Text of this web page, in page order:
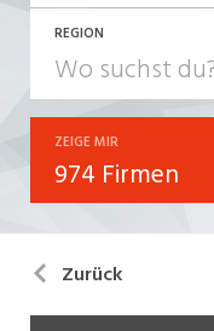
REGION
ZEIGE MIR
974 Firmen
Zurück